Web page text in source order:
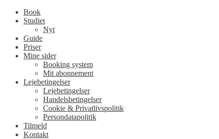
Book
Studiet
Nyt
Guide
Priser
Mine sider
Booking system
Mit abonnement
Lejebetingelser
Lejebetingelser
Handelsbetingelser
Cookie & Privatlivspolitik
Persondatapolitik
Tilmeld
Kontakt